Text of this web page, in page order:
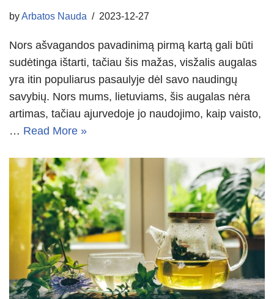
byArbatos Nauda 2023-12-27
Nors ašvagandos pavadinimą pirmą kartą gali būti
sudėtinga ištarti, tačiau šis mažas, visžalis augalas
yra itin populiarus pasaulyje dėl savo naudingų
savybių. Nors mums, lietuviams, šis augalas nėra
artimas, tačiau ajurvedoje jo naudojimo, kaip vaisto,
… Read More »